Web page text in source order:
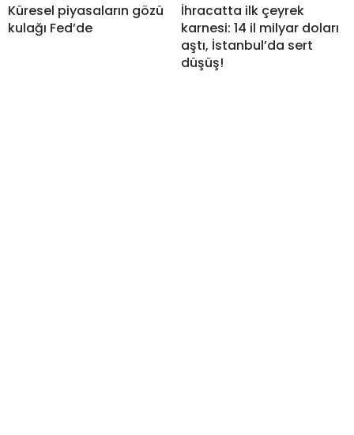
Küresel piyasaların gözü
kulağı Fed’de
İhracatta ilk çeyrek
karnesi: 14 il milyar doları
aştı, İstanbul’da sert
düşüş!